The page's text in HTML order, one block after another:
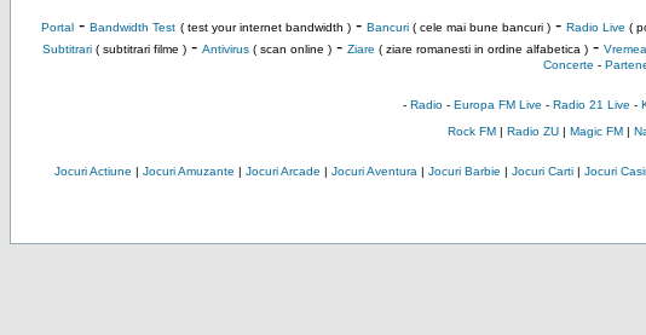
Portal- Bandwidth Test ( test your internet bandwidth )- Bancuri( cele mai bune bancuri )- Radio Live (
Subtitrari( subtitrari filme )- Antivirus( scan online )- Ziare ( ziare romanesti in ordine alfabetica )- Vremea
Concerte -
- Radio- Europa FM Live - Radio 21 Live -
Rock FM| Radio ZU| Magic FM|
Jocuri Actiune | Jocuri Amuzante | Jocuri Arcade | Jocuri Aventura | Jocuri Barbie | Jocuri Carti| Jocuri